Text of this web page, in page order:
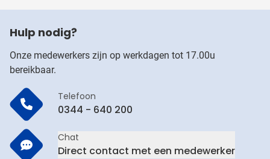
Hulp nodig?
Onze medewerkers zijn op werkdagen tot 17.00u
bereikbaar.
Telefoon
0344 - 640 200
Chat
Direct contact met een medewerker